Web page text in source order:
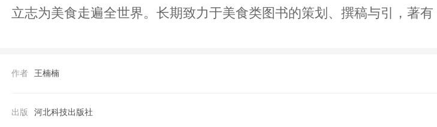
立志为美食走遍全世界。长期致力于美食类图书的策划、撰稿与引，著
作者 王楠楠
出版 河北科技出版社